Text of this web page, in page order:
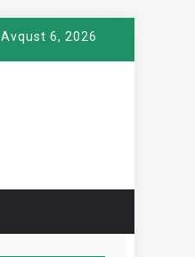
Avqust 6, 2026